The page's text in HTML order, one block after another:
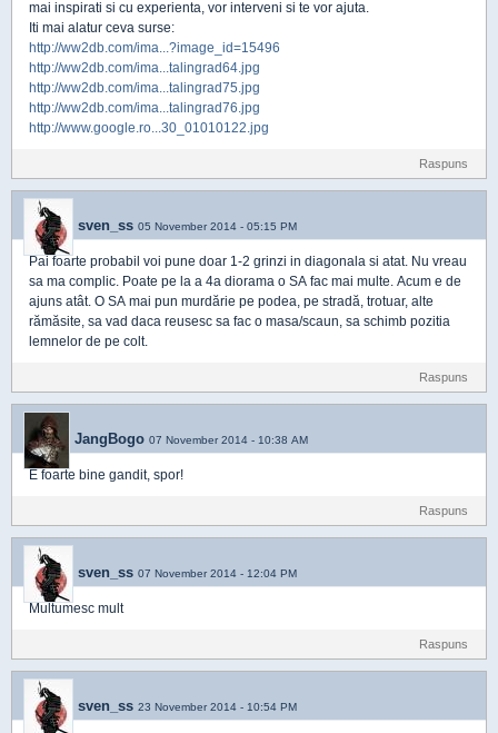
mai inspirati si cu experienta, vor interveni si te vor ajuta.
Iti mai alatur ceva surse:
http://ww2db.com/ima...?image_id=15496
http://ww2db.com/ima...talingrad64.jpg
http://ww2db.com/ima...talingrad75.jpg
http://ww2db.com/ima...talingrad76.jpg
http://www.google.ro...30_01010122.jpg
Raspuns
sven_ss 05 November 2014 - 05:15 PM
Pai foarte probabil voi pune doar 1-2 grinzi in diagonala si atat. Nu vreau
sa ma complic. Poate pe la a 4a diorama o SA fac mai multe. Acum e de
ajuns atât. O SA mai pun murdărie pe podea, pe stradă, trotuar, alte
rămăsite, sa vad daca reusesc sa fac o masa/scaun, sa schimb pozitia
lemnelor de pe colt.
Raspuns
JangBogo 07 November 2014 - 10:38 AM
E foarte bine gandit, spor!
Raspuns
sven_ss 07 November 2014 - 12:04 PM
Multumesc mult
Raspuns
sven_ss 23 November 2014 - 10:54 PM